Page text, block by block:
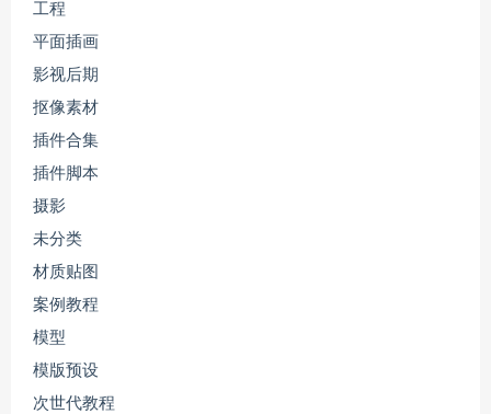
工程
平面插画
影视后期
抠像素材
插件合集
插件脚本
摄影
未分类
材质贴图
案例教程
模型
模版预设
次世代教程